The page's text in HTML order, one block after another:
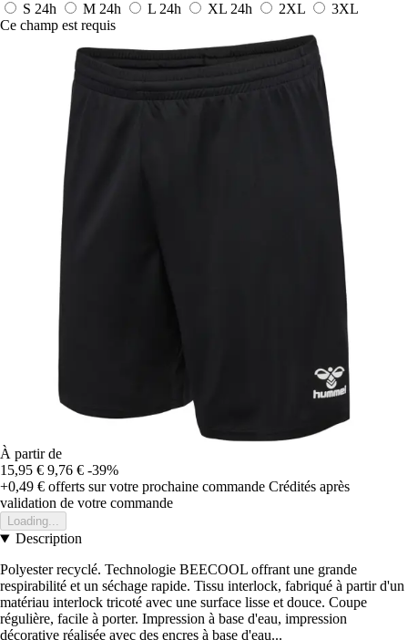
S 24h M 24h L 24h XL 24h 2XL
3XL
Ce champ est requis
À partir de
15,95 € 9,76 € -39%
+0,49 € offerts sur votre prochaine commande Crédités après
validation de votre commande
Loading...
Description
Polyester recyclé. Technologie BEECOOL offrant une grande
respirabilité et un séchage rapide. Tissu interlock, fabriqué à partir d'un
matériau interlock tricoté avec une surface lisse et douce. Coupe
régulière, facile à porter. Impression à base d'eau, impression
décorative réalisée avec des encres à base d'eau...